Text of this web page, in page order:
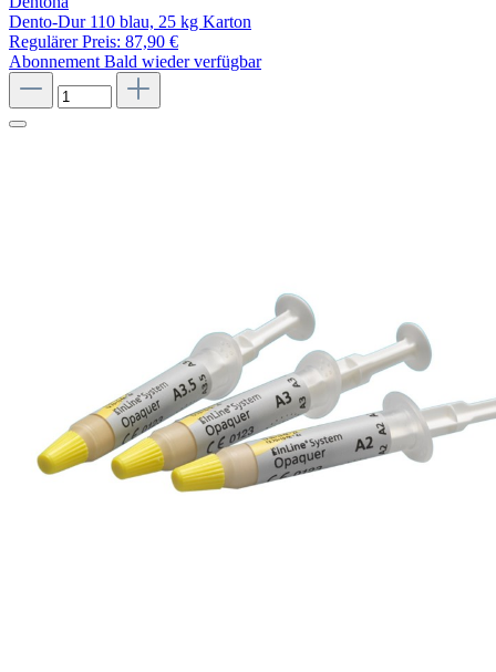
Dento-Dur 110 blau, 25 kg Karton
Regulärer Preis: 87,90 €
Abonnement Bald wieder verfügbar